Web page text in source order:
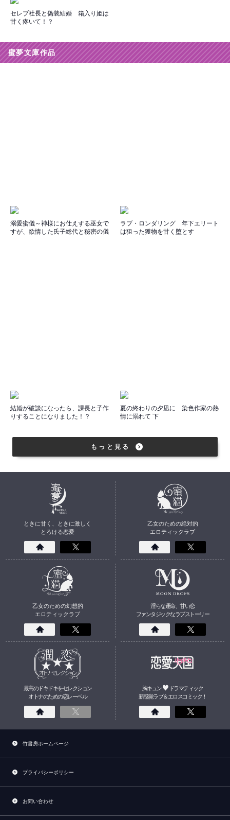
セレブ社長と偽装結婚 箱入り姫は
甘く疼いて！？
蜜夢文庫作品
溺愛蜜儀～神様にお仕えする巫女で
すが、欲情した氏子総代と秘密の儀
ラブ・ロンダリング 年下エリート
は狙った獲物を甘く堕とす
結婚が破談になったら、課長と子作
りすることになりました！？
夏の終わりの夕凪に 染色作家の熱
情に溺れて 下
もっと見る
ときに甘く、ときに激しく
とろける恋愛
乙女のための絶対的
エロティックラブ
乙女のための幻想的
エロティックラブ
淫らな運命、甘い恋
ファンタジックなラブストーリー
最高のドキドキをセレクション
オトナのための恋レーベル
胸キュン
ドラマティック
新感覚ラブ＆エロスコミック！
竹書房ホームページ
プライバシーポリシー
お問い合わせ